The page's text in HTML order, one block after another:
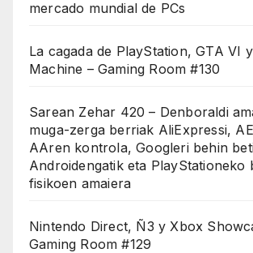
mercado mundial de PCs
La cagada de PlayStation, GTA VI
Machine – Gaming Room #130
Sarean Zehar 420 – Denboraldi
muga-zerga berriak AliExpressi,
AAren kontrola, Googleri behin
Androidengatik eta PlayStationeko
fisikoen amaiera
Nintendo Direct, Ñ3 y Xbox
Gaming Room #129